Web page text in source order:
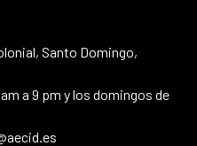
Santo Domingo,
a 9 pm y los domingos de